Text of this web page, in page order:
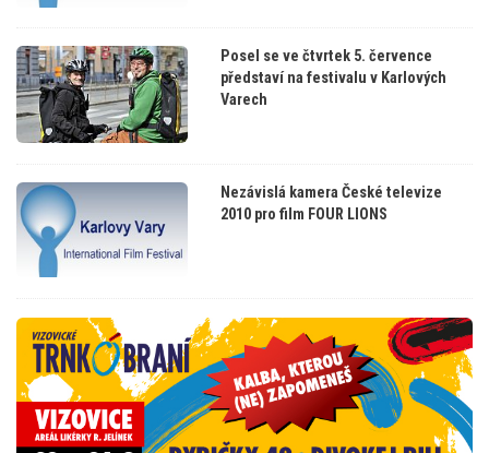
Posel se ve čtvrtek 5. července
představí na festivalu v Karlových
Varech
Nezávislá kamera České televize
2010 pro film FOUR LIONS